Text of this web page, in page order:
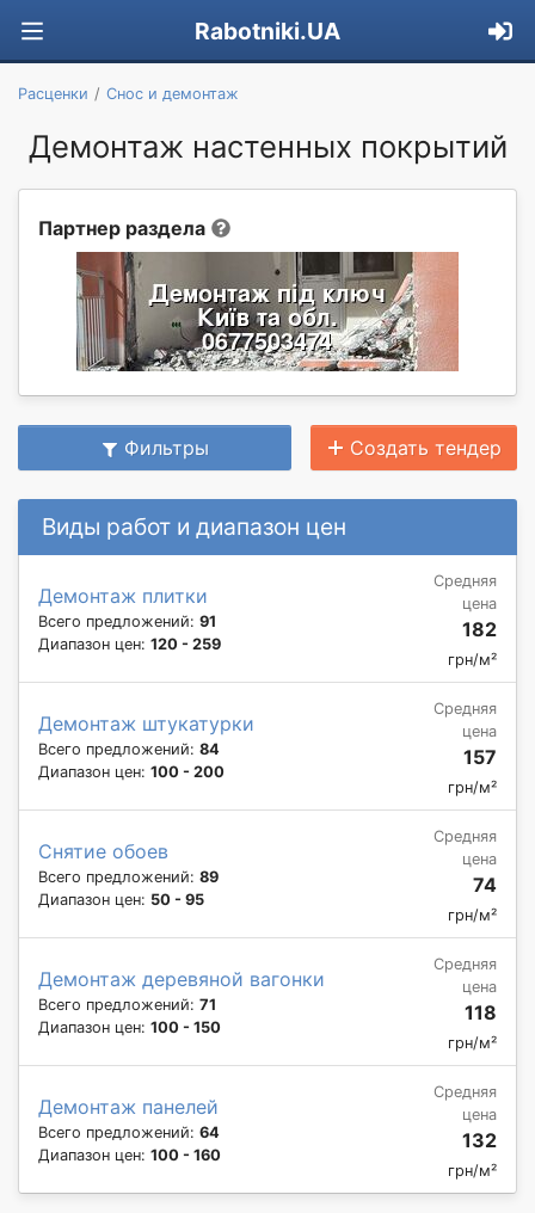
Rabotniki.UA
Расценки Снос и демонтаж
Демонтаж настенных покрытий
Партнер раздела
Фильтры Создать тендер
Виды работ и диапазон цен
Демонтаж плитки
Всего предложений: 91
Диапазон цен: 120 - 259
Средняя
цена
182
грн/м²
Демонтаж штукатурки
Всего предложений: 84
Диапазон цен: 100 - 200
Средняя
цена
157
грн/м²
Снятие обоев
Всего предложений: 89
Диапазон цен: 50 - 95
Средняя
цена
74
грн/м²
Демонтаж деревяной вагонки
Всего предложений: 71
Диапазон цен: 100 - 150
Средняя
цена
118
грн/м²
Демонтаж панелей
Всего предложений: 64
Диапазон цен: 100 - 160
Средняя
цена
132
грн/м²